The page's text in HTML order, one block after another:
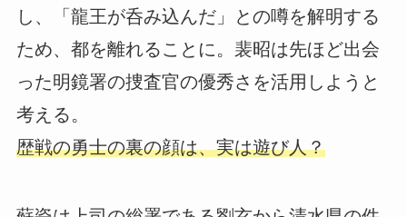
し、「龍王が呑み込んだ」との噂を解明する
ため、都を離れることに。裴昭は先ほど出会
った明鏡署の捜査官の優秀さを活用しようと
考える。
歴戦の勇士の裏の顔は、実は遊び人？